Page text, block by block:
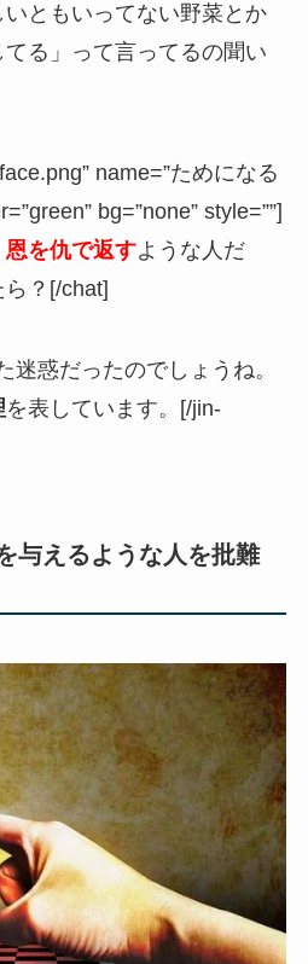
ともいってない野菜とか
る」って言ってるの聞い
name=”ためになる
bg=”none” style=””]
恩を仇で返すような人だ
？[/chat]
迷惑だったのでしょうね。
を表しています。[/jin-
与えるような人を批難